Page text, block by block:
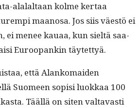
alalal­taan kolme ker­taa
maanosa. Jos siis väestö ei
ei menee kauaa, kun sieltä saa­
Euroopankin täytettyä.
että Alanko­maid­en
Suomeen sopisi luokkaa 100
Tääl­lä on siten val­tavasti